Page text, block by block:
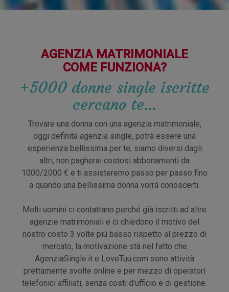
AGENZIA MATRIMONIALE
COME FUNZIONA?
+5000 donne single iscritte
cercano te…
Trovare una donna con una agenzia matrimoniale,
oggi definita agenzia single, potrà essere una
esperienza bellissima per te, siamo diversi dagli
altri, non pagherai costosi abbonamenti da
1000/2000 € e ti assisteremo passo per passo fino
a quando una bellissima donna vorrà conoscerti.
Molti uomini ci contattano perché già iscritti ad altre
agenzie matrimoniali e ci chiedono il motivo del
nostro costo 3 volte più basso rispetto al prezzo di
mercato, la motivazione stà nel fatto che
AgenziaSingle.it e LoveTuu.com sono attività
prettamente svolte online e per mezzo di operatori
telefonici affiliati, senza costi d’ufficio e di gestione.